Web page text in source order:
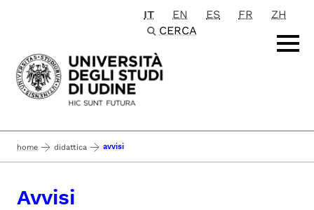
Passa al contenuto principale
IT EN ES FR
ZH
CERCA
home didattica avvisi
Avvisi